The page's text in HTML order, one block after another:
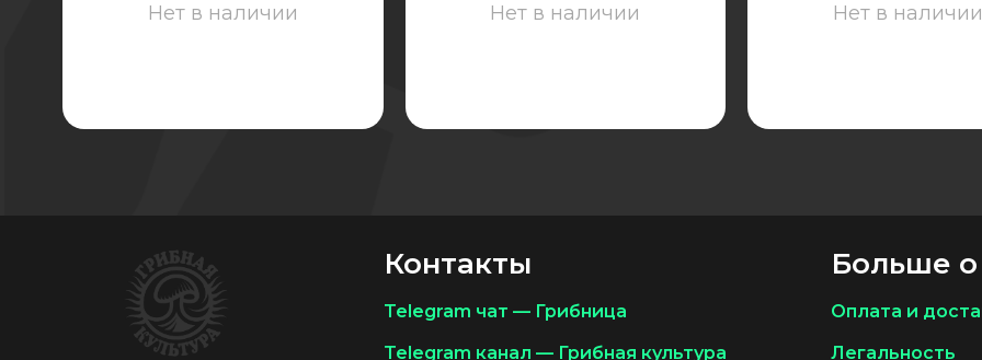
Нет в наличии Нет в наличии Нет в наличии
Контакты
Telegram чат — Грибница
Telegram канал — Грибная культура
Больше о
Оплата и
Легальность